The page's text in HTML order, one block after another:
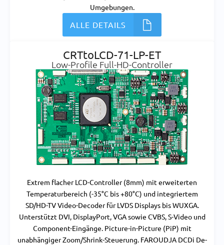
Umgebungen.
ALLE DETAILS
CRTtoLCD-71-LP-ET
Low-Profile Full-HD-Controller
Extrem flacher LCD-Controller (8mm) mit erweiterten
Temperaturbereich (-35°C bis +80°C) und integriertem
SD/HD-TV Video-Decoder für LVDS Displays bis WUXGA.
Unterstützt DVI, DisplayPort, VGA sowie CVBS, S-Video und
Component-Eingänge. Picture-in-Picture (PiP) mit
unabhängiger Zoom/Shrink-Steuerung. FAROUDJA DCDi De-